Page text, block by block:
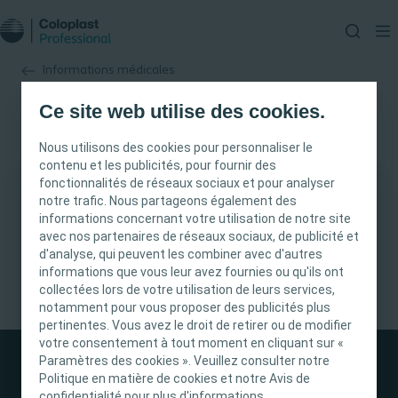
Ce site web utilise des cookies.
Nous utilisons des cookies pour personnaliser le
contenu et les publicités, pour fournir des
fonctionnalités de réseaux sociaux et pour analyser
notre trafic. Nous partageons également des
informations concernant votre utilisation de notre site
avec nos partenaires de réseaux sociaux, de publicité et
d'analyse, qui peuvent les combiner avec d'autres
informations que vous leur avez fournies ou qu'ils ont
collectées lors de votre utilisation de leurs services,
notamment pour vous proposer des publicités plus
pertinentes. Vous avez le droit de retirer ou de modifier
votre consentement à tout moment en cliquant sur «
Paramètres des cookies ». Veuillez consulter notre
Politique en matière de cookies et notre Avis de
Informations médicales
INFORMATION IMPORTANTE
Ce site est destiné uniquement aux
professionnels de santé français tels que définis
dans le Code de la santé publique français. Le
contenu du site est destiné à l’information et
l’éducation et peut ne pas être adapté à toutes
les juridictions. Coloplast ne fournit pas de
conseils médicaux. Le professionnel de santé est